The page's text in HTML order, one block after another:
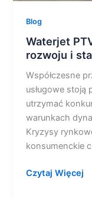
Blog
Waterjet
rozwoju i
Współczesne
usługowe
utrzymać
warunkach
Kryzysy
konsumenckie
Czytaj Więcej